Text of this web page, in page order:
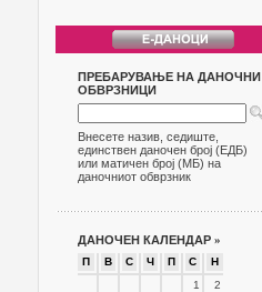
ПРЕБАРУВАЊЕ НА ДАНОЧНИ
ОБВРЗНИЦИ
Внесете назив, седиште,
единствен даночен број (ЕДБ)
или матичен број (МБ) на
даночниот обврзник
ДАНОЧЕН КАЛЕНДАР »
П В С Ч П С
Н
1
2